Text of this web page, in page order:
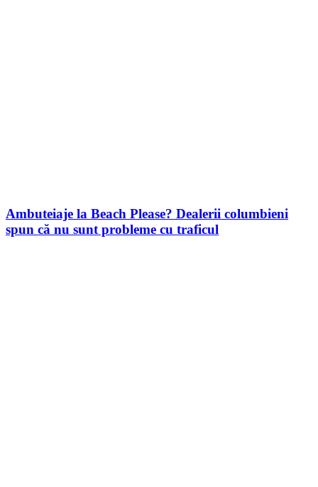
Ambuteiaje la Beach Please? Dealerii columbieni
spun că nu sunt probleme cu traficul